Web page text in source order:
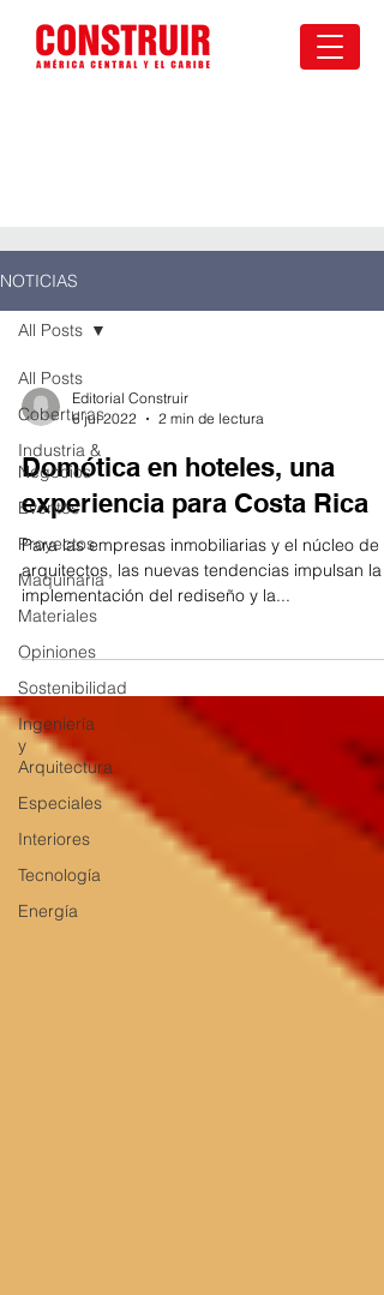
NOTICIAS
All Posts
Coberturas
Industria &
Negocios
Eventos
Proyectos
Maquinaria
Materiales
Opiniones
Sostenibilidad
Ingeniería
y
Arquitectura
Especiales
Interiores
Tecnología
Energía
All Posts
Editorial Construir
6 jul 2022
2 min de lectura
Domótica en hoteles, una
experiencia para Costa Rica
Para las empresas inmobiliarias y el núcleo de
arquitectos, las nuevas tendencias impulsan la
implementación del rediseño y la...